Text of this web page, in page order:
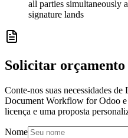
all parties simultaneously
signature lands
Solicitar orçamento
Conte-nos suas necessidades
Document Workflow for Odoo e
licença e uma proposta
Nome